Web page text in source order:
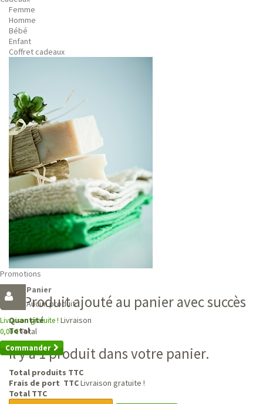
Femme
Homme
Bébé
Enfant
Coffret cadeaux
Promotions
Panier
Aucun produit
Livraison gratuite ! Livraison
0,00 €Total
Commander
Produit ajouté au panier avec succès
Quantité
Total
Il y a 1 produit dans votre panier.
Total produits TTC
Frais de port TTCLivraison gratuite !
Total TTC